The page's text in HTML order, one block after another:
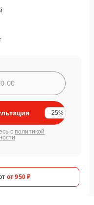
-25%
с политикой
от 950 ₽